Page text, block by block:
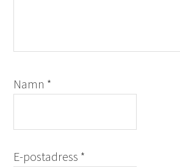
Namn *
E-postadress *